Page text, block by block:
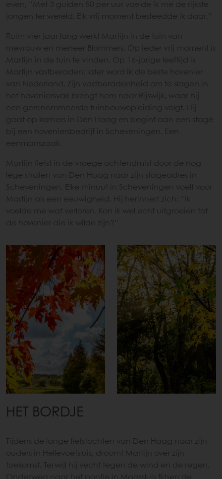
even, “Met 3 gulden 50 per uur voelde ik me de rijkste
jongen ter wereld. Elk vrij moment besteedde ik daar.”
Ruim vier jaar lang werkt Martijn in de tuin van
mevrouw en meneer Blommers. Op ieder vrij moment is
Martijn in de tuin te vinden. Op 16-jarige leeftijd is
Martijn vastberaden: later word ik de beste hovenier
van Nederland. Zijn vastberadenheid om te slagen in
het hoveniersvak brengt hem naar Rijswijk, waar hij
een gerenommeerde tuinbouwopleiding volgt. Hij
gaat op kamers in Den Haag en begint aan een stage
bij een hoveniersbedrijf in Scheveningen. Een
eenmanszaak.
Martijn fietst in de vroege ochtendmist door de nog
lege straten van Den Haag naar zijn stageadres in
Scheveningen. Elke minuut in Scheveningen voelt voor
Martijn als een eeuwigheid. Hij herinnert zich: “Ik
voelde me wat verloren. Kon ik wel echt uitgroeien tot
de hovenier die ik wilde zijn?”
HET BORDJE
Tijdens de lange fietstochten van Den Haag naar zijn
ouders in Hellevoetsluis, droomt Martijn over zijn
toekomst. Terwijl hij vecht tegen de wind en de regen.
Onderweg naar het pontje in Maassluis flitsen de